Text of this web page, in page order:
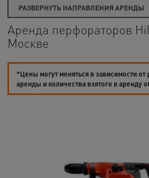
РАЗВЕРНУТЬ НАПРАВЛЕНИЯ АРЕНДЫ
Аренда перфораторов
Москве
*Цены могут меняться в зависимости от
аренды и количества взятого в аренду